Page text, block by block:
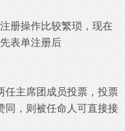
册操作比较繁琐，现在
表单注册后
任主席团成员投票，投票
同，则被任命人可直接接